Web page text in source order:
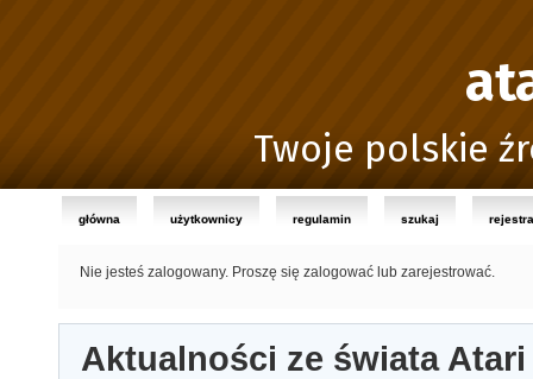
Twoje polskie
główna użytkownicy regulamin szukaj
Nie jesteś zalogowany. Proszę się zalogować lub zarejestrować.
Aktualności ze świata Atari